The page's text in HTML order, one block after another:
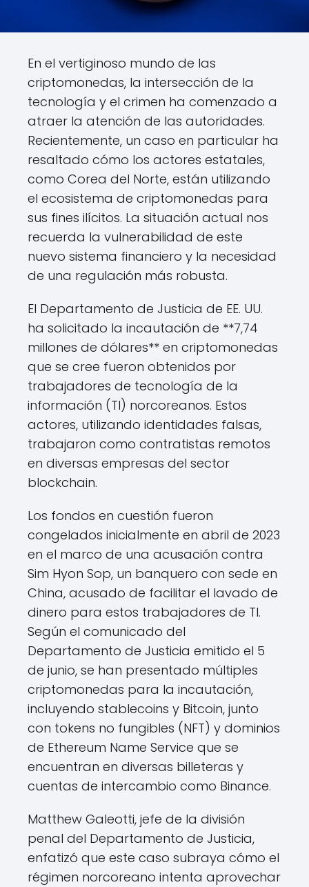
En el vertiginoso mundo de las
criptomonedas, la intersección de la
tecnología y el crimen ha comenzado a
atraer la atención de las autoridades.
Recientemente, un caso en particular ha
resaltado cómo los actores estatales,
como Corea del Norte, están utilizando
el ecosistema de criptomonedas para
sus fines ilícitos. La situación actual nos
recuerda la vulnerabilidad de este
nuevo sistema financiero y la necesidad
de una regulación más robusta.
El Departamento de Justicia de EE. UU.
ha solicitado la incautación de **7,74
millones de dólares** en criptomonedas
que se cree fueron obtenidos por
trabajadores de tecnología de la
información (TI) norcoreanos. Estos
actores, utilizando identidades falsas,
trabajaron como contratistas remotos
en diversas empresas del sector
blockchain.
Los fondos en cuestión fueron
congelados inicialmente en abril de 2023
en el marco de una acusación contra
Sim Hyon Sop, un banquero con sede en
China, acusado de facilitar el lavado de
dinero para estos trabajadores de TI.
Según el comunicado del
Departamento de Justicia emitido el 5
de junio, se han presentado múltiples
criptomonedas para la incautación,
incluyendo stablecoins y Bitcoin, junto
con tokens no fungibles (NFT) y dominios
de Ethereum Name Service que se
encuentran en diversas billeteras y
cuentas de intercambio como Binance.
Matthew Galeotti, jefe de la división
penal del Departamento de Justicia,
enfatizó que este caso subraya cómo el
régimen norcoreano intenta aprovechar